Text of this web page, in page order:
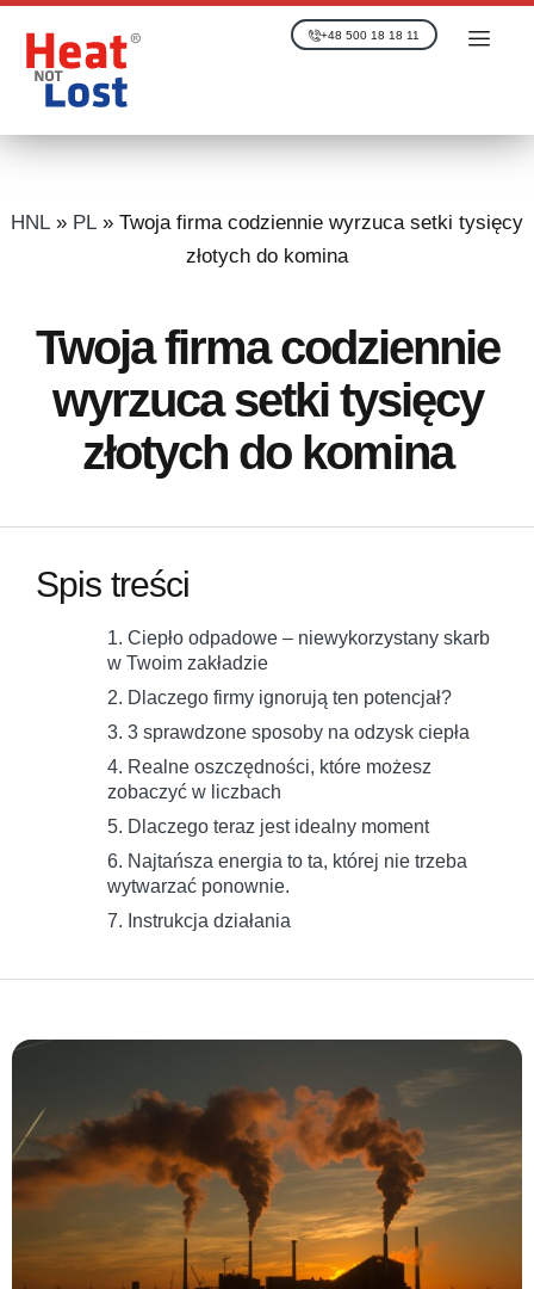
+48 500 18 18 11
HNL » PL » Twoja firma codziennie wyrzuca setki tysięcy
złotych do komina
Twoja firma codziennie
wyrzuca setki tysięcy
złotych do komina
Spis treści
1. Ciepło odpadowe – niewykorzystany skarb
w Twoim zakładzie
2. Dlaczego firmy ignorują ten potencjał?
3. 3 sprawdzone sposoby na odzysk ciepła
4. Realne oszczędności, które możesz
zobaczyć w liczbach
5. Dlaczego teraz jest idealny moment
6. Najtańsza energia to ta, której nie trzeba
wytwarzać ponownie.
7. Instrukcja działania